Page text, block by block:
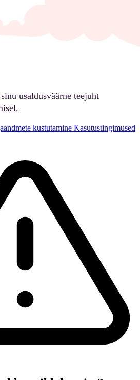
usaldusväärne teejuht
kustutamine Kasutustingimused